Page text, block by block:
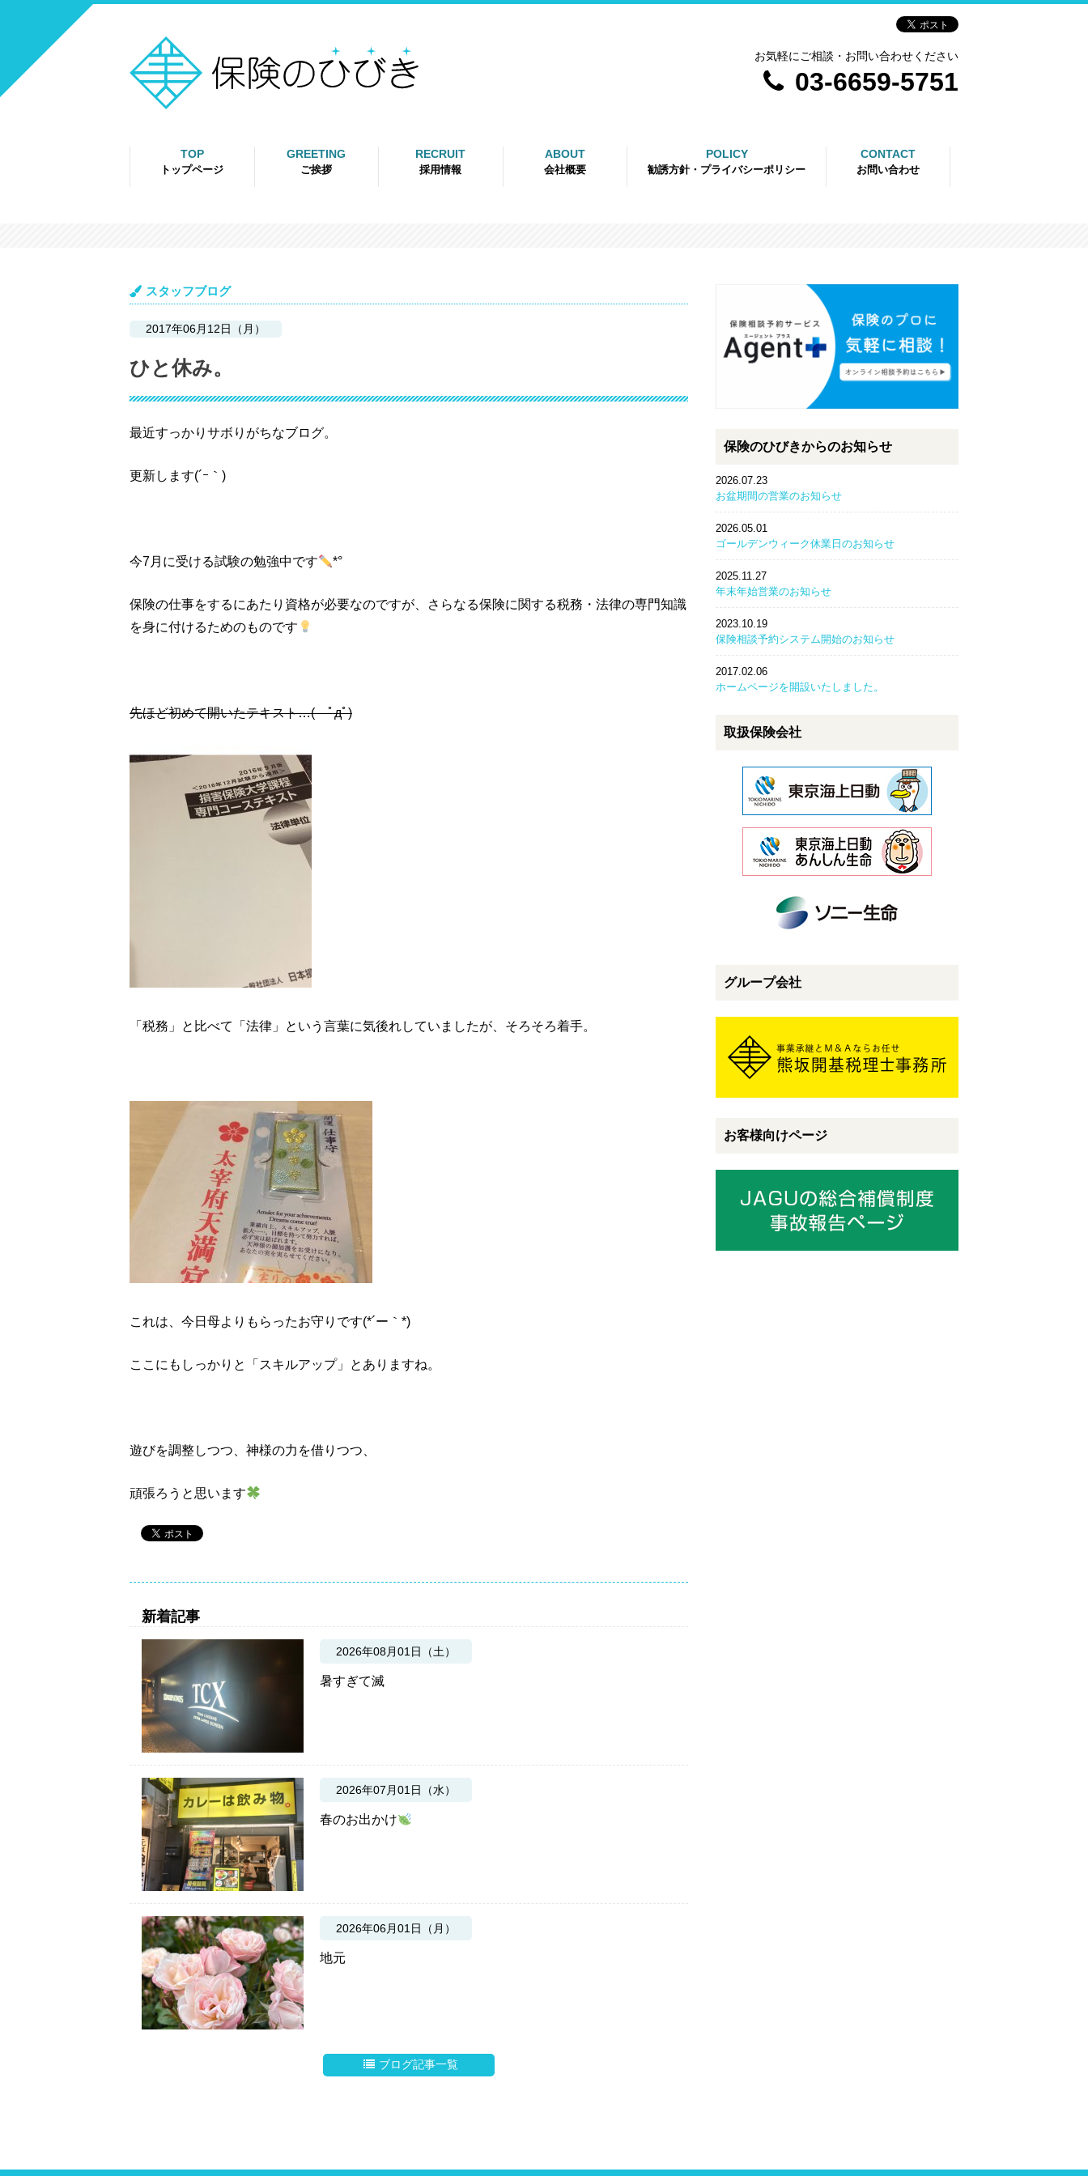
お気軽にご相談・お問い合わせください
03-6659-5751
TOP
トップページ
GREETING
ご挨拶
RECRUIT
採用情報
ABOUT
会社概要
POLICY
勧誘方針・プライバシーポリシー
CONTACT
お問い合わせ
スタッフブログ
2017年06月12日（月）
ひと休み。
最近すっかりサボりがちなブログ。
更新します(´ｰ｀)
今7月に受ける試験の勉強中です *°
保険の仕事をするにあたり資格が必要なのですが、さらなる保険に関する税務・法律の専門知識
を身に付けるためのものです
先ほど初めて開いたテキスト…( ﾟдﾟ)
「税務」と比べて「法律」という言葉に気後れしていましたが、そろそろ着手。
これは、今日母よりもらったお守りです(*´ー｀*)
ここにもしっかりと「スキルアップ」とありますね。
遊びを調整しつつ、神様の力を借りつつ、
頑張ろうと思います
新着記事
2026年08月01日（土）
暑すぎて滅
2026年07月01日（水）
春のお出かけ
2026年06月01日（月）
地元
ブログ記事一覧
保険のひびきからのお知らせ
2026.07.23
お盆期間の営業のお知らせ
2026.05.01
ゴールデンウィーク休業日のお知らせ
2025.11.27
年末年始営業のお知らせ
2023.10.19
保険相談予約システム開始のお知らせ
2017.02.06
ホームページを開設いたしました。
取扱保険会社
グループ会社
お客様向けページ